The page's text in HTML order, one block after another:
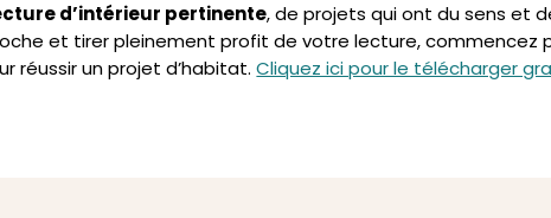
d’intérieur pertinente, de projets qui ont du sens et
et tirer pleinement profit de votre lecture, commencez
réussir un projet d’habitat.Cliquez ici pour le télécharger